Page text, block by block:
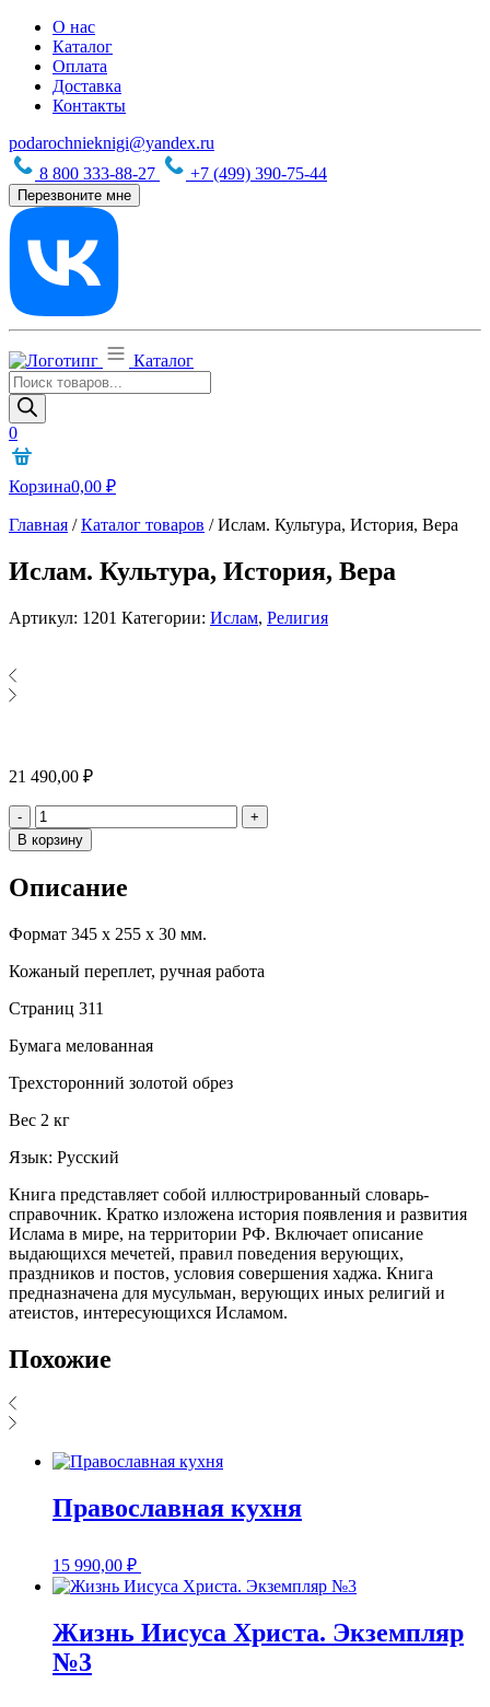
О нас
Каталог
Оплата
Доставка
Контакты
podarochnieknigi@yandex.ru
8 800 333-88-27
+7 (499) 390-75-44
Перезвоните мне
Каталог
Поиск
товаров
0
Корзина0,00 ₽
Главная /Каталог товаров /Ислам. Культура, История, Вера
Ислам. Культура, История, Вера
Артикул: 1201 Категории: Ислам, Религия
21 490,00 ₽
- Количество
+
В корзину
Описание
Формат 345 х 255 х 30 мм.
Кожаный переплет, ручная работа
Страниц 311
Бумага мелованная
Трехсторонний золотой обрез
Вес 2 кг
Язык: Русский
Книга представляет собой иллюстрированный словарь-
справочник. Кратко изложена история появления и развития
Ислама в мире, на территории РФ. Включает описание
выдающихся мечетей, правил поведения верующих,
праздников и постов, условия совершения хаджа. Книга
предназначена для мусульман, верующих иных религий и
атеистов, интересующихся Исламом.
Похожие
Православная кухня
15 990,00 ₽
Жизнь Иисуса Христа. Экземпляр
№3